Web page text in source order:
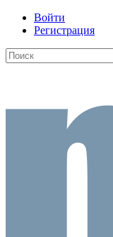
Войти
Регистрация